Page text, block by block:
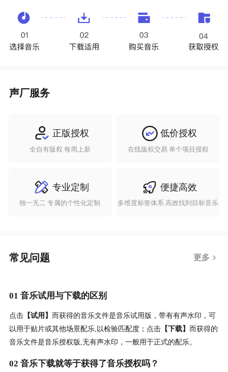
声厂服务
正版授权
全自有版权 每周上新
低价授权
在线版权交易 单个项目授权
专业定制
独一无二 专属的个性化定制
便捷高效
多维度标签体系 高效找到目标音乐
常见问题 更多
01 音乐试用与下载的区别
点击【试用】 而获得的音乐文件是音乐试用版，带有有声水印，可
以用于贴片或其他场景配乐,以检验匹配度；点击【下载】 而获得的
音乐文件是音乐授权版,无有声水印，一般用于正式的配乐。
02 音乐下载就等于获得了音乐授权吗？